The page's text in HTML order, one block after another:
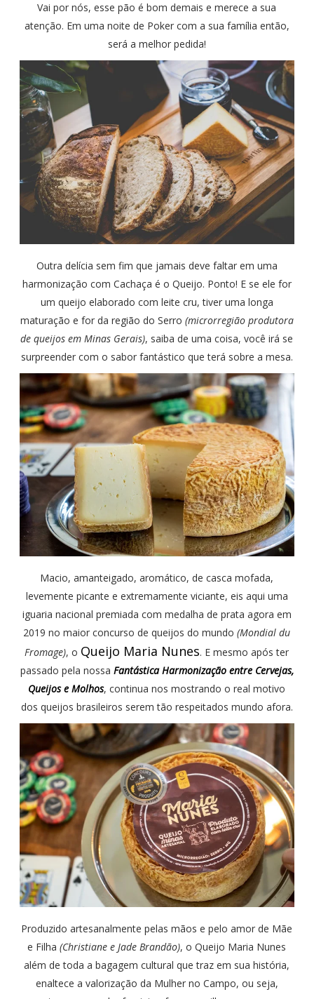
Vai por nós, esse pão é bom demais e merece a sua
atenção. Em uma noite de Poker com a sua família então,
será a melhor pedida!
Outra delícia sem fim que jamais deve faltar em uma
harmonização com Cachaça é o Queijo. Ponto! E se ele for
um queijo elaborado com leite cru, tiver uma longa
maturação e for da região do Serro (microrregião produtora
de queijos em Minas Gerais), saiba de uma coisa, você irá se
surpreender com o sabor fantástico que terá sobre a mesa.
Macio, amanteigado, aromático, de casca mofada,
levemente picante e extremamente viciante, eis aqui uma
iguaria nacional premiada com medalha de prata agora em
2019 no maior concurso de queijos do mundo(Mondial du
Fromage), o Queijo Maria Nunes. E mesmo após ter
passado pela nossa Fantástica Harmonização entre Cervejas,
Queijos e Molhos, continua nos mostrando o real motivo
dos queijos brasileiros serem tão respeitados mundo afora.
Produzido artesanalmente pelas mãos e pelo amor de Mãe
e Filha(Christiane e Jade Brandão), o Queijo Maria Nunes
além de toda a bagagem cultural que traz em sua história,
enaltece a valorização da Mulher no Campo, ou seja,